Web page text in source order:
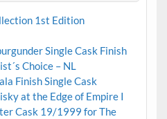
1st Edition
Single Cask Finish
Choice – NL
Finish Single Cask
at the Edge of Empire I
Cask 19/1999 for The